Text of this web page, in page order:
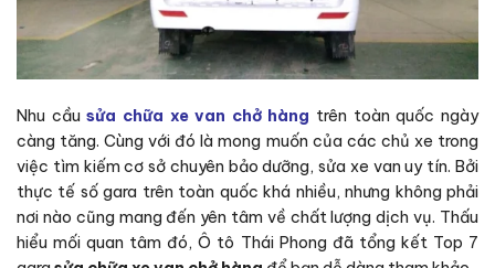
Nhu cầusửa chữa xe van chở hàng trên toàn quốc ngày
càng tăng. Cùng với đó là mong muốn của các chủ xe trong
việc tìm kiếm cơ sở chuyên bảo dưỡng, sửa xe van uy tín. Bởi
thực tế số gara trên toàn quốc khá nhiều, nhưng không phải
nơi nào cũng mang đến yên tâm về chất lượng dịch vụ. Thấu
hiểu mối quan tâm đó, Ô tô Thái Phong đã tổng kết Top 7